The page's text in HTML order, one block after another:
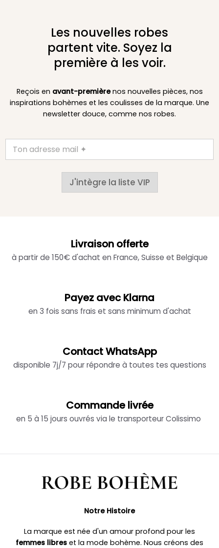
Les nouvelles robes
partent vite. Soyez la
première à les voir.
Reçois en avant-premièrenos nouvelles pièces, nos
inspirations bohèmes et les coulisses de la marque. Une
newsletter douce, comme nos robes.
J'intègre la liste VIP
Livraison offerte
à partir de 150€ d'achat en France, Suisse et Belgique
Payez avec Klarna
en 3 fois sans frais et sans minimum d'achat
Contact WhatsApp
disponible 7j/7 pour répondre à toutes tes questions
Commande livrée
en 5 à 15 jours ouvrés via le transporteur Colissimo
Notre Histoire
La marque est née d'un amour profond pour les
femmes libres et la mode bohème. Nous créons des